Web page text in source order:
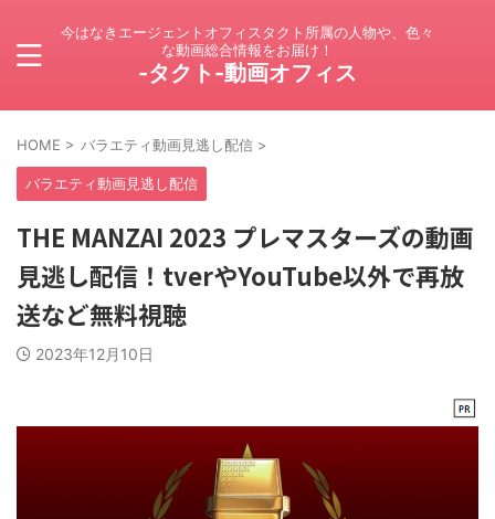
今はなきエージェントオフィスタクト所属の人物や、色々
な動画総合情報をお届け！
-タクト-動画オフィス
HOME > バラエティ動画見逃し配信 >
バラエティ動画見逃し配信
THE MANZAI 2023 プレマスターズの動画
見逃し配信！tverやYouTube以外で再放
送など無料視聴
2023年12月10日